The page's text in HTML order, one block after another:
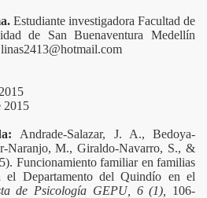
Estudiante investigadora Facultad de
de San Buenaventura Medellín
2015
Andrade-Salazar, J. A., Bedoya-
Naranjo, M., Giraldo-Navarro, S., &
Funcionamiento familiar en familias
el Departamento del Quindío en el
de Psicología GEPU, 6 (1),
106-
Perpetración en Mujeres y